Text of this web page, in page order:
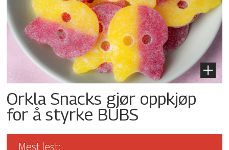
Orkla Snacks gjør oppkjøp
for å styrke BUBS